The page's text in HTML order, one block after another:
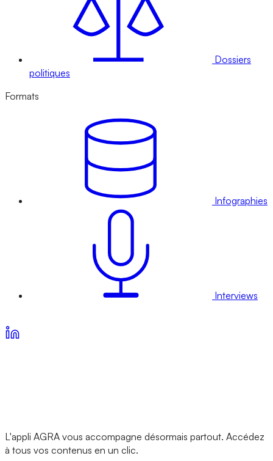
Dossiers
politiques
Formats
Infographies
Interviews
L'appli AGRA vous accompagne désormais partout. Accédez
à tous vos contenus en un clic.